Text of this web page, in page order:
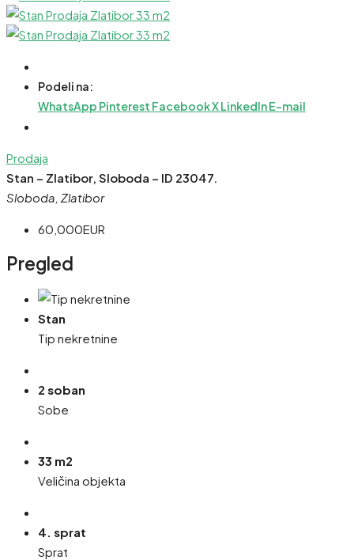
Podeli na:
WhatsApp Pinterest FacebookXLinkedInE-mail
Prodaja
Stan – Zlatibor, Sloboda – ID 23047.
Sloboda, Zlatibor
60,000EUR
Pregled
Stan
Tip nekretnine
2 soban
Sobe
33 m2
Veličina objekta
4. sprat
Sprat